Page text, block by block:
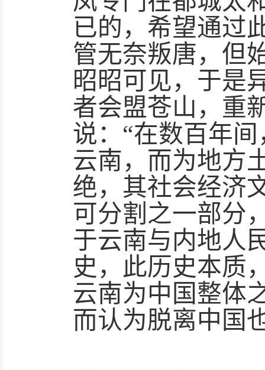
已的，希望通过
管无奈叛唐，但
昭昭可见，于是
者会盟苍山，重
说：“在数百年
云南，而为地方
绝，其社会经济
可分割之一部分
于云南与内地人
史，此历史本质
云南为中国整体
而认为脱离中国